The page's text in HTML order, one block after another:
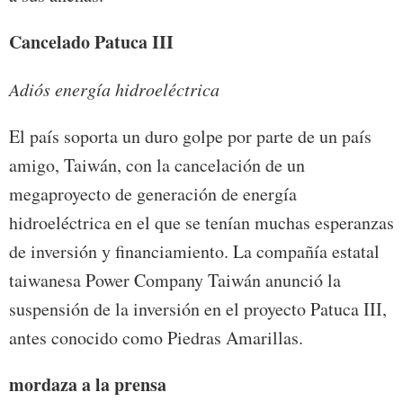
Cancelado Patuca III
Adiós energía hidroeléctrica
El país soporta un duro golpe por parte de un país
amigo, Taiwán, con la cancelación de un
megaproyecto de generación de energía
hidroeléctrica en el que se tenían muchas esperanzas
de inversión y financiamiento. La compañía estatal
taiwanesa Power Company Taiwán anunció la
suspensión de la inversión en el proyecto Patuca III,
antes conocido como Piedras Amarillas.
mordaza a laprensa